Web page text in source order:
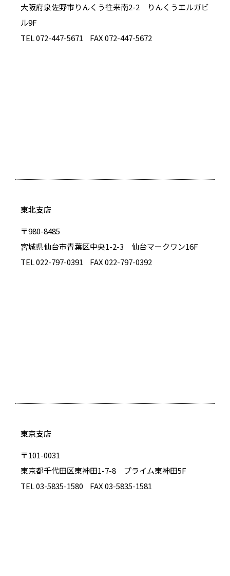
大阪府泉佐野市りんくう往来南2-2 りんくうエルガビ
ル9F
TEL 072-447-5671
FAX 072-447-5672
東北支店
〒980-8485
宮城県仙台市青葉区中央1-2-3 仙台マークワン16F
TEL 022-797-0391
FAX 022-797-0392
東京支店
〒101-0031
東京都千代田区東神田1-7-8 プライム東神田5F
TEL 03-5835-1580
FAX 03-5835-1581